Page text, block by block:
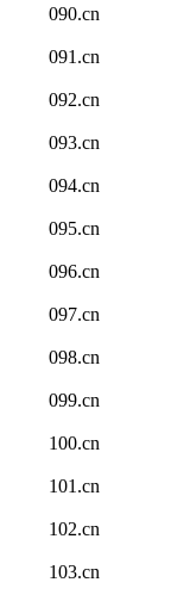
090.cn
091.cn
092.cn
093.cn
094.cn
095.cn
096.cn
097.cn
098.cn
099.cn
100.cn
101.cn
102.cn
103.cn